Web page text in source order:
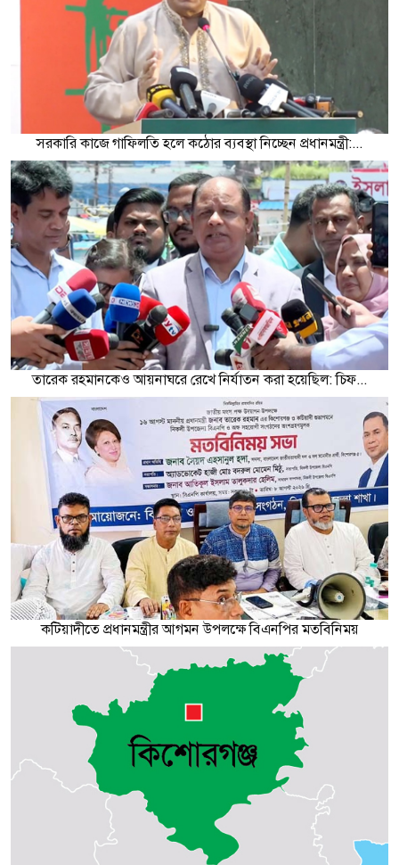
সরকারি কাজে গাফিলতি হলে কঠোর ব্যবস্থা নিচ্ছেন প্রধানমন্ত্রী:...
তারেক রহমানকেও আয়নাঘরে রেখে নির্যাতন করা হয়েছিল: চিফ...
কটিয়াদীতে প্রধানমন্ত্রীর আগমন উপলক্ষে বিএনপির মতবিনিময়